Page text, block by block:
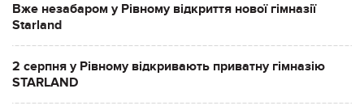
Вже незабаром у Рівному відкриття нової гімназії
Starland
2 серпня у Рівному відкривають приватну гімназію
STARLAND